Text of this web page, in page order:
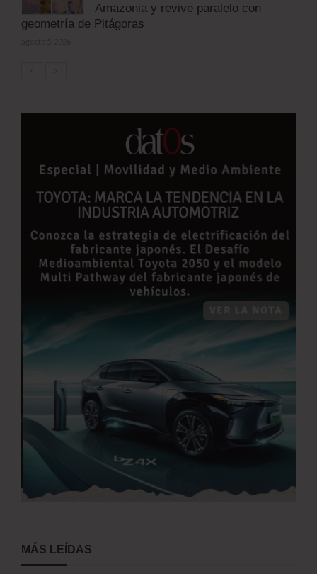
Amazonia y revive paralelo con
geometría de Pitágoras
MÁS LEÍDAS